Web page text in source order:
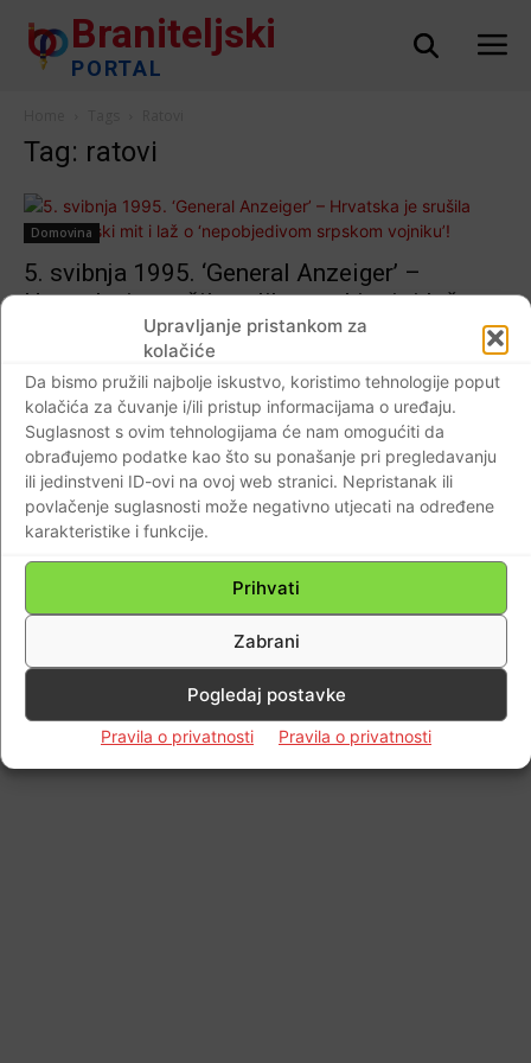
Upravljanje pristankom za
kolačiće
Da bismo pružili najbolje iskustvo, koristimo tehnologije poput
kolačića za čuvanje i/ili pristup informacijama o uređaju.
Suglasnost s ovim tehnologijama će nam omogućiti da
obrađujemo podatke kao što su ponašanje pri pregledavanju
ili jedinstveni ID-ovi na ovoj web stranici. Nepristanak ili
povlačenje suglasnosti može negativno utjecati na određene
karakteristike i funkcije.
Prihvati
Zabrani
Pogledaj postavke
Pravila o privatnosti Pravila o privatnosti
Braniteljski
PORTAL
Tag: ratovi
Domovina
5. svibnja 1995. ‘General Anzeiger’ –
Hrvatska je srušila velikosrpski mit i laž o
‘nepobjedivom srpskom vojniku’!
Impressum Kontaktirajte nas Pravila o privatnosti
© Newspaper WordPress Theme by TagDiv